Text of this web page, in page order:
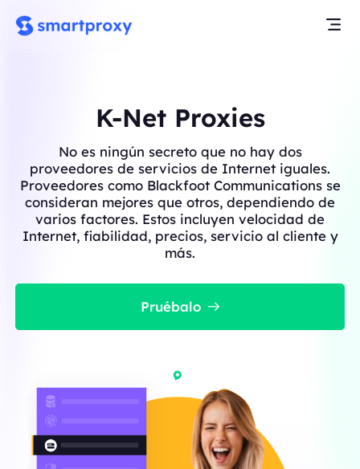
K-Net Proxies
No es ningún secreto que no hay dos
proveedores de servicios de Internet iguales.
Proveedores como Blackfoot Communications se
consideran mejores que otros, dependiendo de
varios factores. Estos incluyen velocidad de
Internet, fiabilidad, precios, servicio al cliente y
más.
Pruébalo